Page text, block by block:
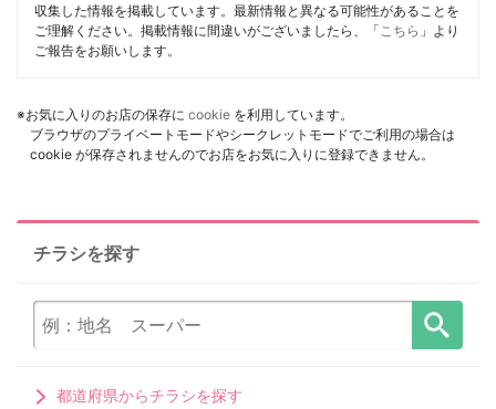
収集した情報を掲載しています。最新情報と異なる可能性があることを
ご理解ください。掲載情報に間違いがございましたら、「 こちら 」より
ご報告をお願いします。
※お気に入りのお店の保存に cookie を利用しています。
ブラウザのプライベートモードやシークレットモードでご利用の場合は
cookie が保存されませんのでお店をお気に入りに登録できません。
チラシを探す
都道府県からチラシを探す